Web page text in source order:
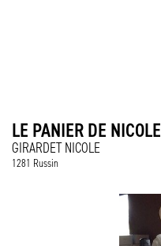
LE PANIER DE NICOLE
GIRARDET NICOLE
1281 Russin